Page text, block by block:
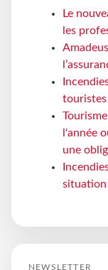
Le
les
touristes
l'année
une
situation
NEWSLETTER